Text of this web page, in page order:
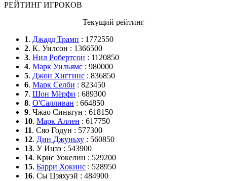
РЕЙТИНГ ИГРОКОВ
Текущий рейтинг
1. Джадд Трамп : 1772550
2. К. Уилсон : 1366500
3. Нил Робертсон : 1120850
4. Марк Уильямс : 980000
5. Джон Хиггинс : 836850
6. Марк Селби : 823450
7. Шон Мёрфи : 689300
8. О'Салливан : 664850
9. Чжао Синьтун : 618150
10. Марк Аллен : 617750
11. Сяо Годун : 577300
12. Дин Джуньху : 560850
13. У Ицзэ : 543900
14. Крис Уокелин : 529200
15. Барри Хокинс : 528950
16. Сы Цзяхуэй : 484900